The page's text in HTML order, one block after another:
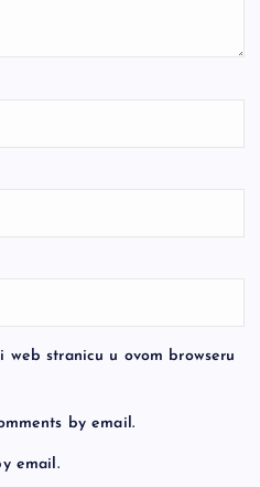
web stranicu u ovom browseru
by email.
email.